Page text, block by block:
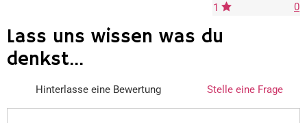
1
0
Lass uns wissen was du
denkst...
Hinterlasse eine Bewertung Stelle eine Frage